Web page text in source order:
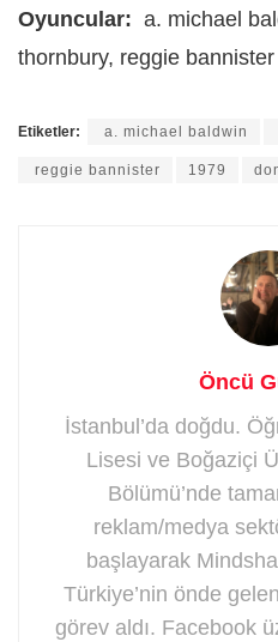
Oyuncular: a. michael
thornbury, reggie bannister
Etiketler: a. michael baldwin
reggie bannister 1979
Öncü
İstanbul’da doğdu.
Lisesi ve Boğaziçi
Bölümü’nde
reklam/medya
başlayarak
Türkiye’nin önde
görev aldı. Facebook